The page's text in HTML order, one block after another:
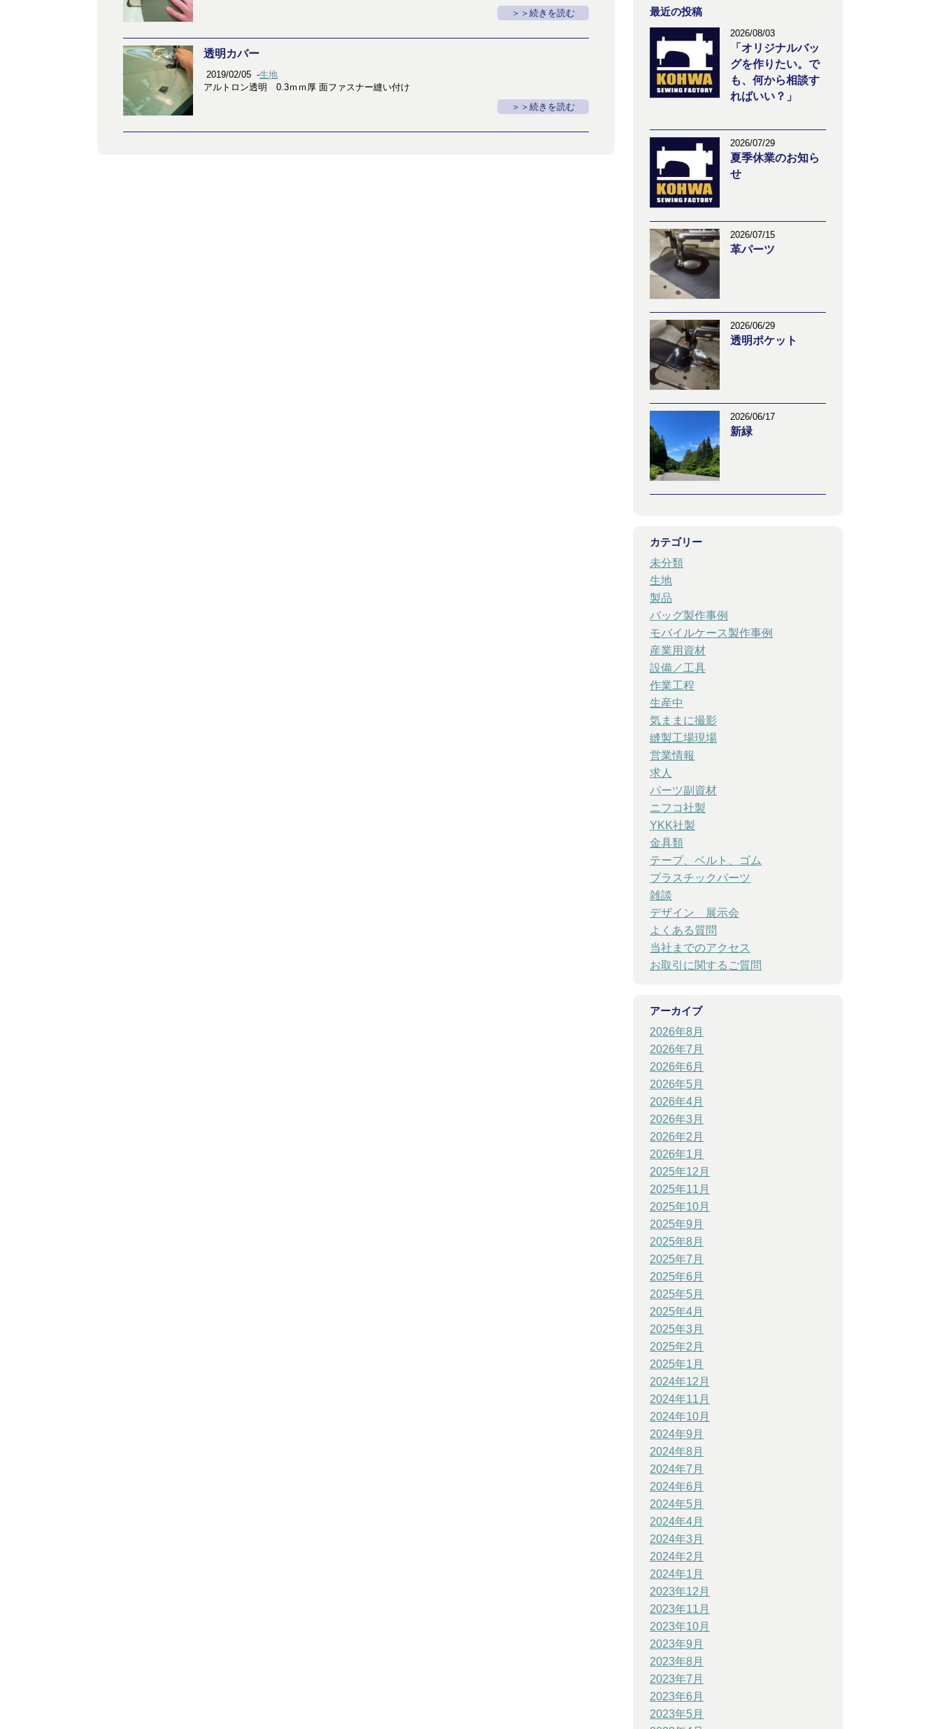
＞続きを読む
透明カバー
2019/02/05 -生地
アルトロン透明 0.3ｍｍ厚 面ファスナー縫い付け
＞続きを読む
最近の投稿
2026/08/03
「オリジナルバッ
グを作りたい。で
も、何から相談す
ればいい？」
2026/07/29
夏季休業のお知ら
せ
2026/07/15
革パーツ
2026/06/29
透明ポケット
2026/06/17
新緑
カテゴリー
未分類
生地
製品
バッグ製作事例
モバイルケース製作事例
産業用資材
設備／工具
作業工程
生産中
気ままに撮影
縫製工場現場
営業情報
求人
パーツ副資材
ニフコ社製
YKK社製
金具類
テープ、ベルト、ゴム
プラスチックパーツ
雑談
デザイン 展示会
よくある質問
当社までのアクセス
お取引に関するご質問
アーカイブ
2026年8月
2026年7月
2026年6月
2026年5月
2026年4月
2026年3月
2026年2月
2026年1月
2025年12月
2025年11月
2025年10月
2025年9月
2025年8月
2025年7月
2025年6月
2025年5月
2025年4月
2025年3月
2025年2月
2025年1月
2024年12月
2024年11月
2024年10月
2024年9月
2024年8月
2024年7月
2024年6月
2024年5月
2024年4月
2024年3月
2024年2月
2024年1月
2023年12月
2023年11月
2023年10月
2023年9月
2023年8月
2023年7月
2023年6月
2023年5月